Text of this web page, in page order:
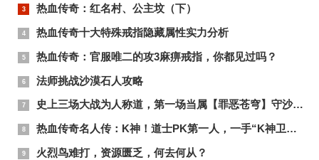
热血传奇：红名村、公主坟（下）
热血传奇十大特殊戒指隐藏属性实力分析
热血传奇：官服唯二的攻3麻痹戒指，你都见过吗？
法师挑战沙漠石人攻略
史上三场大战为人称道，第一场当属【罪恶苍穹】守沙.....
热血传奇名人传：K神！道士PK第一人，一手“K神卫生纸”被他用的出神入化！
火烈鸟难打，资源匮乏，何去何从？